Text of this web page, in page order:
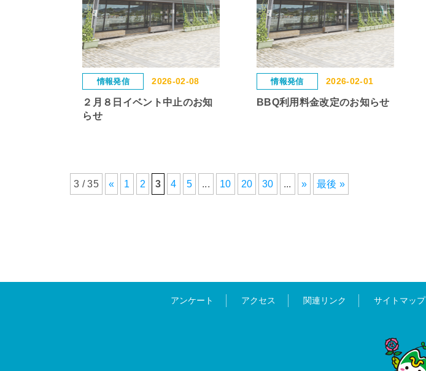
情報発信 2026-02-08
２月８日イベント中止のお知
らせ
情報発信 2026-02-01
BBQ利用料金改定のお知らせ
3 / 35 « 1 2 3 4 5 ... 10 20 30 ... » 最後 »
アンケート アクセス 関連リンク サイトマップ